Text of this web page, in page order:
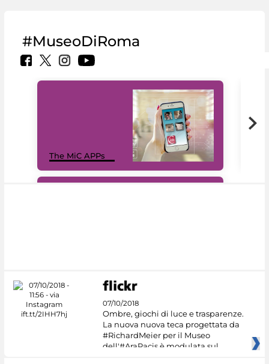
#MuseoDiRoma
The MiC APPs
07/10/2018
Ombre, giochi di luce e trasparenze.
La nuova nuova teca progettata da
#RichardMeier per il Museo
dell'#AraPacis è modulata sul